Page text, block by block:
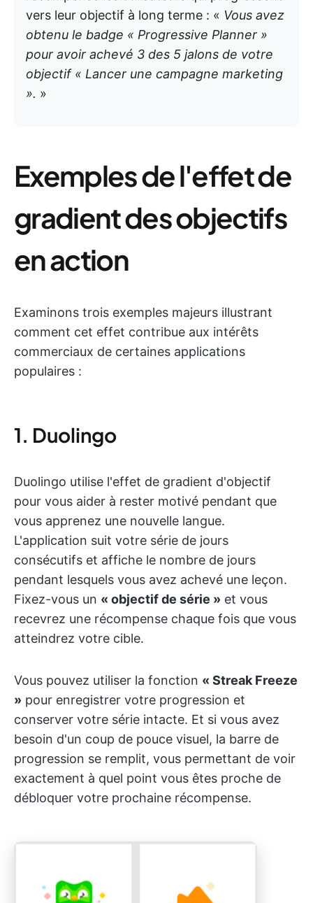
vers leur objectif à long terme : « Vous avez
obtenu le badge « Progressive Planner »
pour avoir achevé 3 des 5 jalons de votre
objectif « Lancer une campagne marketing
». »
Exemples de l'effet de
gradient des objectifs
en action
Examinons trois exemples majeurs illustrant
comment cet effet contribue aux intérêts
commerciaux de certaines applications
populaires :
1. Duolingo
Duolingo utilise l'effet de gradient d'objectif
pour vous aider à rester motivé pendant que
vous apprenez une nouvelle langue.
L'application suit votre série de jours
consécutifs et affiche le nombre de jours
pendant lesquels vous avez achevé une leçon.
Fixez-vous un « objectif de série » et vous
recevrez une récompense chaque fois que vous
atteindrez votre cible.
Vous pouvez utiliser la fonction « Streak Freeze
» pour enregistrer votre progression et
conserver votre série intacte. Et si vous avez
besoin d'un coup de pouce visuel, la barre de
progression se remplit, vous permettant de voir
exactement à quel point vous êtes proche de
débloquer votre prochaine récompense.